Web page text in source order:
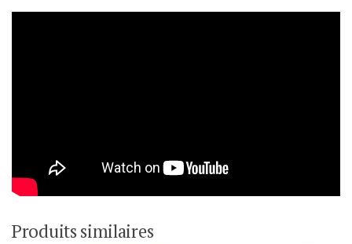
Produits similaires